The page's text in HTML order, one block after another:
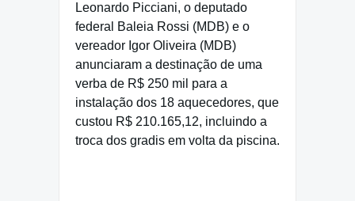
Leonardo Picciani, o deputado
federal Baleia Rossi (MDB) e o
vereador Igor Oliveira (MDB)
anunciaram a destinação de uma
verba de R$ 250 mil para a
instalação dos 18 aquecedores, que
custou R$ 210.165,12, incluindo a
troca dos gradis em volta da piscina.